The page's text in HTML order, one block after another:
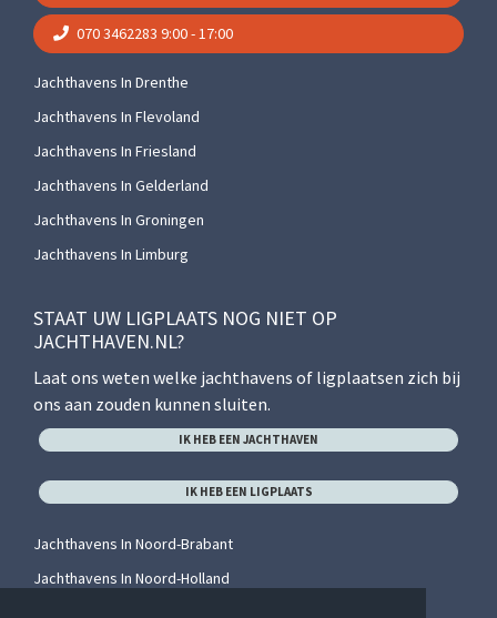
070 3462283 9:00 - 17:00
Jachthavens In Drenthe
Jachthavens In Flevoland
Jachthavens In Friesland
Jachthavens In Gelderland
Jachthavens In Groningen
Jachthavens In Limburg
STAAT UW LIGPLAATS NOG NIET OP
JACHTHAVEN.NL?
Laat ons weten welke jachthavens of ligplaatsen zich bij
ons aan zouden kunnen sluiten.
IK HEB EEN JACHTHAVEN
IK HEB EEN LIGPLAATS
Jachthavens In Noord-Brabant
Jachthavens In Noord-Holland